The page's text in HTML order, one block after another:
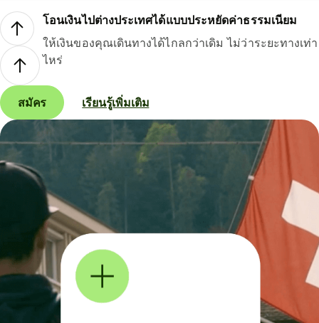
โอนเงินไปต่างประเทศได้แบบประหยัดค่าธรรมเนียม
ให้เงินของคุณเดินทางได้ไกลกว่าเดิม ไม่ว่าระยะทางเท่า
ไหร่
สมัคร เรียนรู้เพิ่มเติม